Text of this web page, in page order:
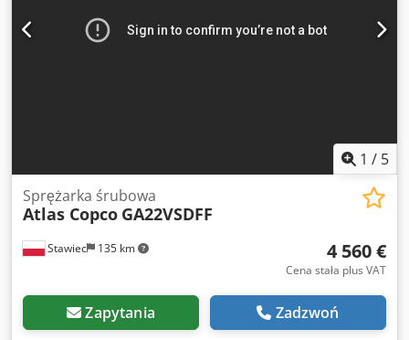
1 / 5
Stawiec 135 km
Sprężarka śrubowa
Atlas Copco GA22VSDFF
4 560 €
Cena stała plus VAT
Zapytania Zadzwoń